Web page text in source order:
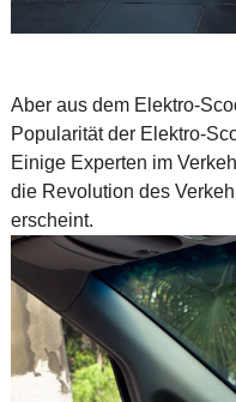
Aber aus dem Elektro-
Popularität der Elektro-
Einige Experten im
die Revolution des
erscheint.